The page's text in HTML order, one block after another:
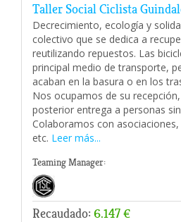
Taller Social Ciclista
Decrecimiento, ecología y
colectivo que se dedica a
reutilizando repuestos. Las
principal medio de transporte,
acaban en la basura o en los
Nos ocupamos de su
posterior entrega a personas
Colaboramos con
etc. Leer más...
Teaming Manager:
Recaudado: 6.147 €